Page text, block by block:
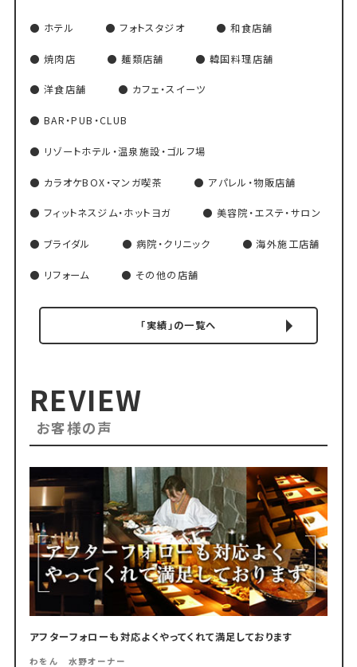
ホテル フォトスタジオ 和食店舗
焼肉店 麺類店舗 韓国料理店舗
洋食店舗 カフェ・スイーツ
BAR・PUB・CLUB
リゾートホテル・温泉施設・ゴルフ場
カラオケBOX・マンガ喫茶 アパレル・物販店舗
フィットネスジム・ホットヨガ 美容院・エステ・サロン
ブライダル 病院・クリニック 海外施工店舗
リフォーム その他の店舗
「実績」の一覧へ
REVIEW
お客様の声
アフターフォローも対応よくやってくれて満足しております
わをん 水野オーナー